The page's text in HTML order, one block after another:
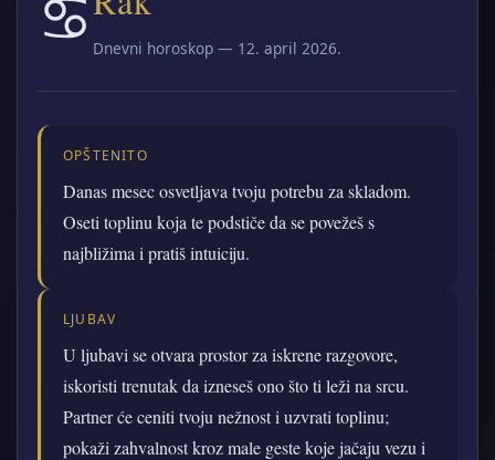
Dnevni horoskop — 12. april 2026.
OPŠTENITO
Danas mesec osvetljava tvoju potrebu za skladom.
Oseti toplinu koja te podstiče da se povežeš s
najbližima i pratiš intuiciju.
LJUBAV
U ljubavi se otvara prostor za iskrene razgovore,
iskoristi trenutak da izneseš ono što ti leži na srcu.
Partner će ceniti tvoju nežnost i uzvrati toplinu;
pokaži zahvalnost kroz male geste koje jačaju vezu i